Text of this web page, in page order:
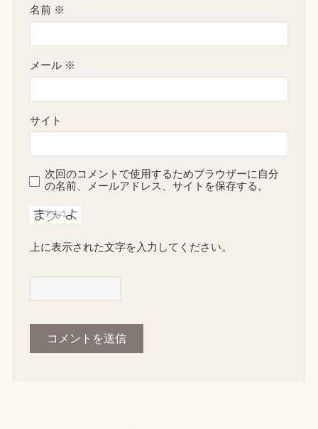
名前 ※
メール ※
サイト
次回のコメントで使用するためブラウザーに自分
の名前、メールアドレス、サイトを保存する。
上に表示された文字を入力してください。